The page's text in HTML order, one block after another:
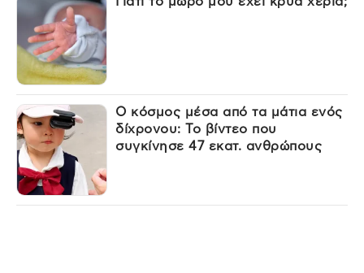
Ο κόσμος μέσα από τα μάτια ενός
δίχρονου: Το βίντεο που
συγκίνησε 47 εκατ. ανθρώπους